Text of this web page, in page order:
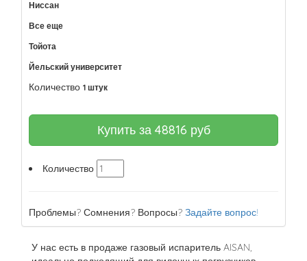
Ниссан
Все еще
Тойота
Йельский университет
Количество 1 штук
Купить за 48816 руб
Количество
Проблемы? Сомнения? Вопросы? Задайте вопрос!
У нас есть в продаже газовый испаритель AISAN,